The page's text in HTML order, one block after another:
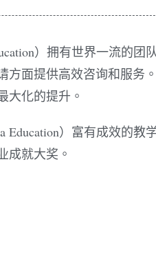
）拥有世界一流的
方面提供高效咨询和服务
大化的提升。
Education）富有成效的
成就大奖。